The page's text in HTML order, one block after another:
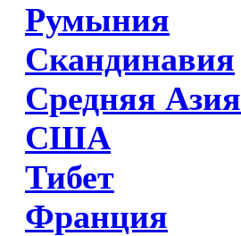
Румыния
Скандинавия
Средняя Азия
США
Тибет
Франция